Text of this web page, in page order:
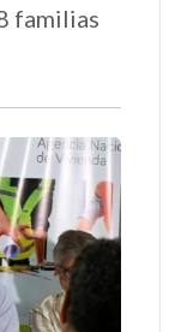
familias